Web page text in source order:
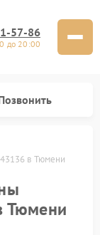
57-86
до 20:00
в Тюмени
Тюмени